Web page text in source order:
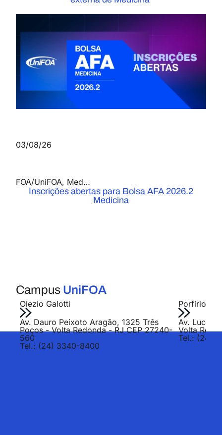
03/08/26
FOA/UniFOA, Medicina
Inscrições abertas para Bolsa AFA 2026.2
Medicina
Campus UniFOA
Olezio Galotti
Av. Dauro Peixoto Aragão, 1325 Três
Poços - Volta Redonda - RJ CEP 27240-
560
Tel.: (24) 3340-8400
Porfírio
Av. Lucas
Volta
Tel.: (24)